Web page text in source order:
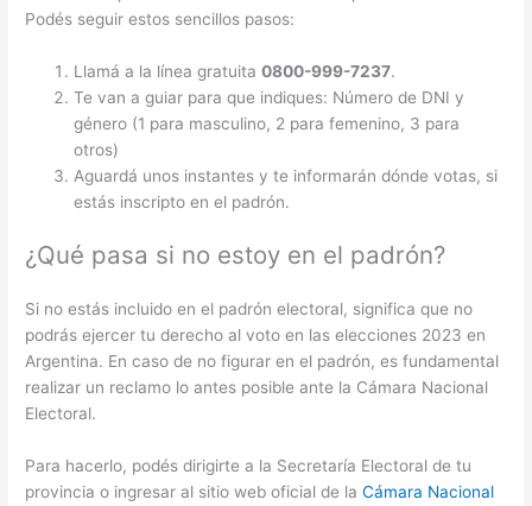
Podés seguir estos sencillos pasos:
Llamá a la línea gratuita0800-999-7237.
Te van a guiar para que indiques: Número de DNI y
género (1 para masculino, 2 para femenino, 3 para
otros)
Aguardá unos instantes y te informarán dónde votas, si
estás inscripto en el padrón.
¿Qué pasa si no estoy en el padrón?
Si no estás incluido en el padrón electoral, significa que no
podrás ejercer tu derecho al voto en las elecciones 2023 en
Argentina. En caso de no figurar en el padrón, es fundamental
realizar un reclamo lo antes posible ante la Cámara Nacional
Electoral.
Para hacerlo, podés dirigirte a la Secretaría Electoral de tu
provincia o ingresar al sitio web oficial de laCámara Nacional